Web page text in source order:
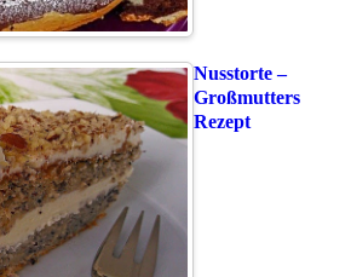
Nusstorte –
Großmutters
Rezept